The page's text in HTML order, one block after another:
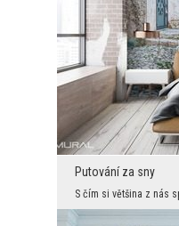
Putování za sny